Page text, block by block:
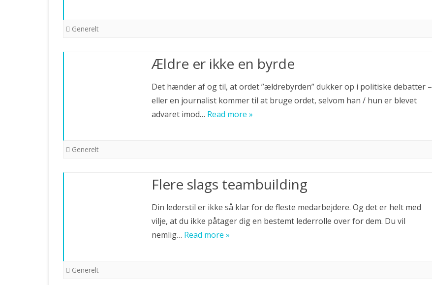
Generelt
Ældre er ikke en byrde
Det hænder af og til, at ordet ”ældrebyrden” dukker op i politiske debatter –
eller en journalist kommer til at bruge ordet, selvom han / hun er blevet
advaret imod… Read more »
Generelt
Flere slags teambuilding
Din lederstil er ikke så klar for de fleste medarbejdere. Og det er helt med
vilje, at du ikke påtager dig en bestemt lederrolle over for dem. Du vil
nemlig… Read more »
Generelt